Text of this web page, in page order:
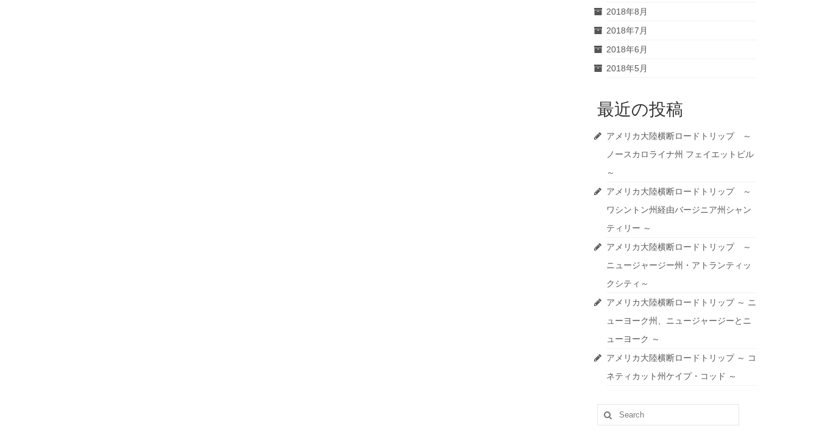
2018年8月
2018年7月
2018年6月
2018年5月
最近の投稿
アメリカ大陸横断ロードトリップ ～
ノースカロライナ州 フェイエットビル
～
アメリカ大陸横断ロードトリップ ～
ワシントン州経由バージニア州シャン
ティリー ～
アメリカ大陸横断ロードトリップ ～
ニュージャージー州・アトランティッ
クシティ～
アメリカ大陸横断ロードトリップ ～ ニ
ューヨーク州、ニュージャージーとニ
ューヨーク ～
アメリカ大陸横断ロードトリップ ～ コ
ネティカット州ケイプ・コッド ～
Search
for: